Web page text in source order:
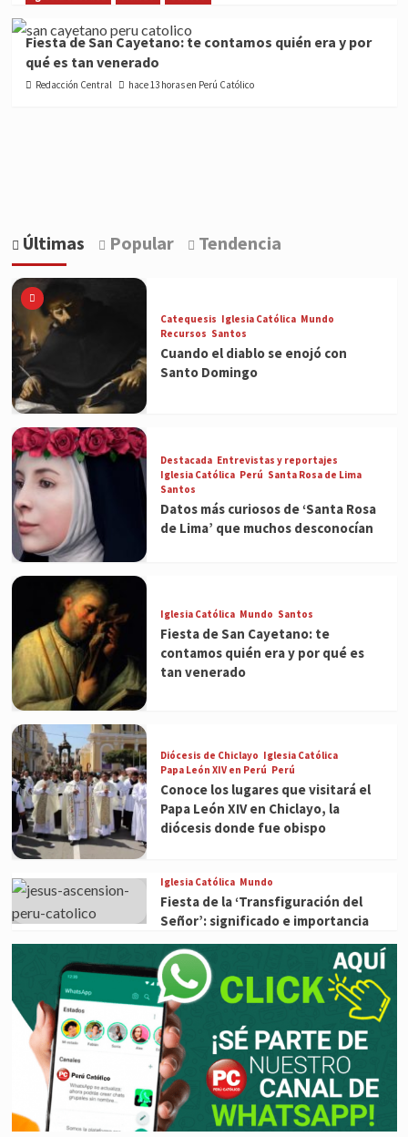
Fiesta de San Cayetano: te contamos quién era y por
qué es tan venerado
Redacción Central hace 13 horas en Perú Católico
Últimas Popular Tendencia
Catequesis Iglesia Católica Mundo
Recursos Santos
Cuando el diablo se enojó con
Santo Domingo
Destacada Entrevistas y reportajes
Iglesia Católica Perú Santa Rosa de Lima
Santos
Datos más curiosos de ‘Santa Rosa
de Lima’ que muchos desconocían
Iglesia Católica Mundo Santos
Fiesta de San Cayetano: te
contamos quién era y por qué es
tan venerado
Diócesis de Chiclayo Iglesia Católica
Papa León XIV en Perú Perú
Conoce los lugares que visitará el
Papa León XIV en Chiclayo, la
diócesis donde fue obispo
Iglesia Católica Mundo
Fiesta de la ‘Transfiguración del
Señor’: significado e importancia